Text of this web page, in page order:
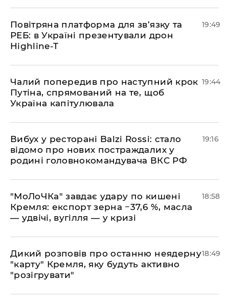
​Повітряна платформа для зв’язку та
РЕБ: в Україні презентували дрон
Highline-T
19:49
​Чалий попередив про наступний крок
Путіна, спрямований на те, щоб
Україна капітулювала
19:44
​Вибух у ресторані Balzi Rossi: стало
відомо про нових постраждалих у
родині головнокомандувача ВКС РФ
19:16
​"МоЛоЧКа" завдає удару по кишені
Кремля: експорт зерна −37,6 %, масла
— удвічі, вугілля — у кризі
18:58
​Дикий розповів про останню неядерну
"карту" Кремля, яку будуть активно
"розігрувати"
18:49